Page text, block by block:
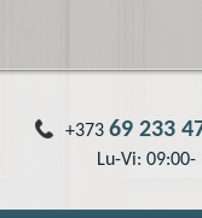
+373 69 233
Lu-Vi: 09:00-